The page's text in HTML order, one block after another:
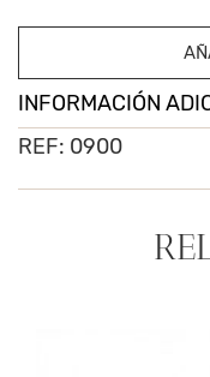
INFORMACIÓN
REF: 0900